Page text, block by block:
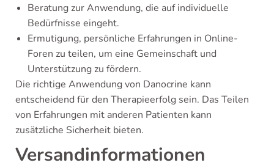
Beratung zur Anwendung, die auf individuelle
Bedürfnisse eingeht.
Ermutigung, persönliche Erfahrungen in Online-
Foren zu teilen, um eine Gemeinschaft und
Unterstützung zu fördern.
Die richtige Anwendung von Danocrine kann
entscheidend für den Therapieerfolg sein. Das Teilen
von Erfahrungen mit anderen Patienten kann
zusätzliche Sicherheit bieten.
Versandinformationen